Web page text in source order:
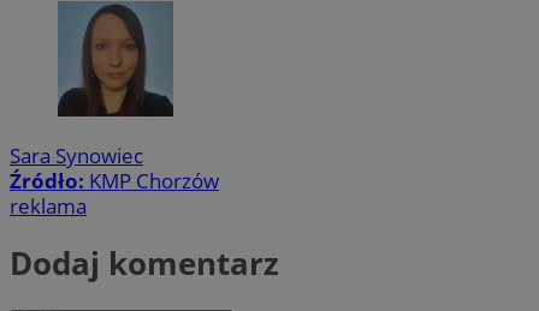
Sara Synowiec
Źródło: KMP Chorzów
reklama
Dodaj komentarz